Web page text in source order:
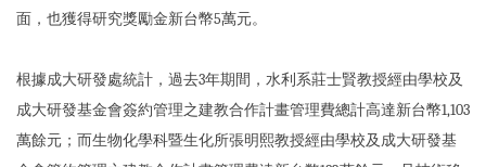
面，也獲得研究獎勵金新台幣5萬元。
根據成大研發處統計，過去3年期間，水利系莊士賢教授經由學校及
成大研發基金會簽約管理之建教合作計畫管理費總計高達新台幣1,103
萬餘元；而生物化學科暨生化所張明熙教授經由學校及成大研發基